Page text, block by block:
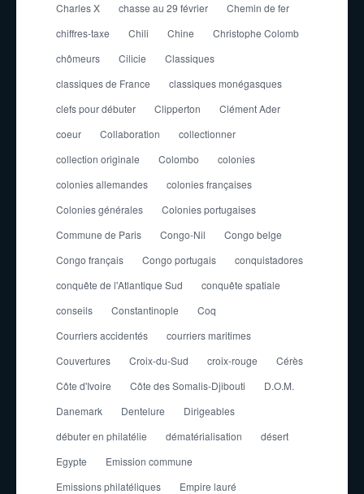
Charles X
chasse au 29 février
Chemin de fer
chiffres-taxe
Chili Chine
Christophe Colomb
chômeurs
Cilicie
Classiques
classiques de France
classiques monégasques
clefs pour débuter
Clipperton
Clément Ader
coeur
Collaboration
collectionner
collection originale
Colombo
colonies
colonies allemandes
colonies françaises
Colonies générales
Colonies portugaises
Commune de Paris
Congo-Nil
Congo belge
Congo français
Congo portugais
conquistadores
conquête de l'Atlantique Sud
conquête spatiale
conseils
Constantinople
Coq
Courriers accidentés
courriers maritimes
Couvertures
Croix-du-Sud croix-rouge
Cérès
Côte d'Ivoire
Côte des Somalis-Djibouti
D.O.M.
Danemark
Dentelure
Dirigeables
débuter en philatélie
dématérialisation
désert
Egypte
Emission commune
Emissions philatéliques
Empire lauré